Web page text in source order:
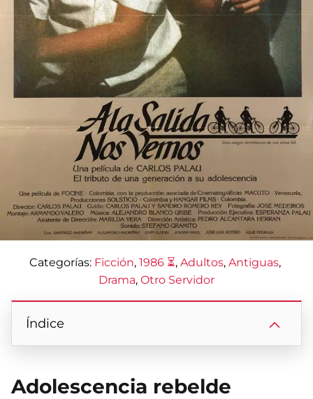
Categorías: Ficción, 1986 ⏳, Adultos, Antiguas
Drama, Otro Servidor
Índice
Adolescencia rebelde